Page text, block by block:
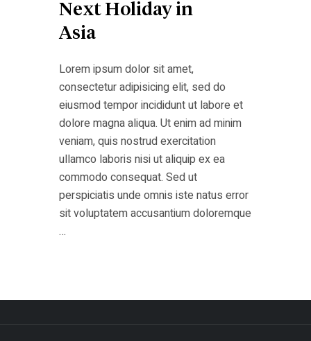
Next Holiday in
Asia
Lorem ipsum dolor sit amet,
consectetur adipisicing elit, sed do
eiusmod tempor incididunt ut labore et
dolore magna aliqua. Ut enim ad minim
veniam, quis nostrud exercitation
ullamco laboris nisi ut aliquip ex ea
commodo consequat. Sed ut
perspiciatis unde omnis iste natus error
sit voluptatem accusantium doloremque
…